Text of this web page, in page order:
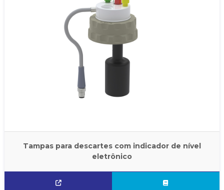
Tampas para descartes com indicador de nível
eletrônico